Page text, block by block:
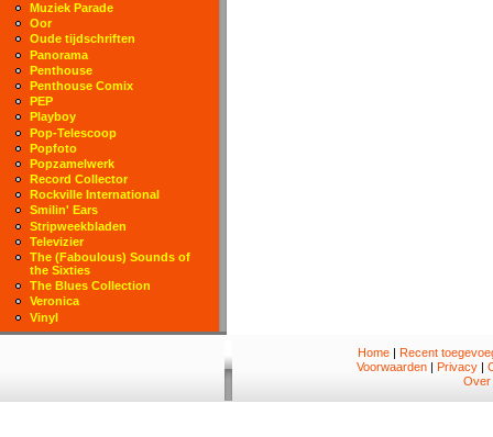
Muziek Parade
Oor
Oude tijdschriften
Panorama
Penthouse
Penthouse Comix
PEP
Playboy
Pop-Telescoop
Popfoto
Popzamelwerk
Record Collector
Rockville International
Smilin' Ears
Stripweekbladen
Televizier
The (Faboulous) Sounds of
the Sixties
The Blues Collection
Veronica
Vinyl
Home|
Recent
Voorwaarden
Privacy
Over